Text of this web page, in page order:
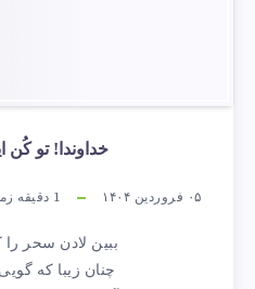
خداوندا! تو کُن
۰۵ فروردین ۱۴۰۴ 1 دقیقه
ببین لادن سحر
چنان زیبا که